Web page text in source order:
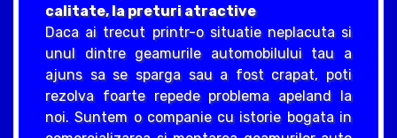
calitate, la preturi atractive
Daca ai trecut printr-o situatie neplacuta si
unul dintre geamurile automobilului tau a
ajuns sa se sparga sau a fost crapat, poti
rezolva foarte repede problema apeland la
noi. Suntem o companie cu istorie bogata in